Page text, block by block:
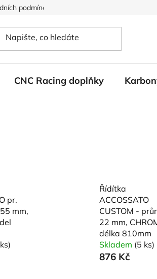
podmínek
CNC Racing doplňky
pr.
mm,
Řídítka
ACCOSSATO
CUSTOM -
22 mm,
délka 810mm
Skladem (5 ks)
876 Kč